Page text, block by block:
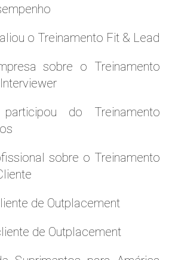
o Treinamento Fit & Lead
sobre o Treinamento
do Treinamento
sobre o Treinamento
de Outplacement
de Outplacement